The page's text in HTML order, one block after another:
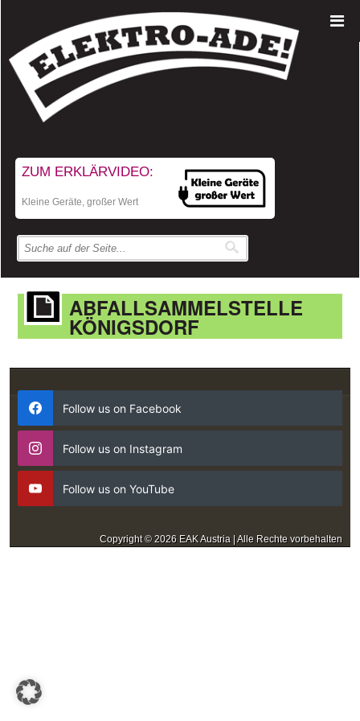
ZUM ERKLÄRVIDEO:
Kleine Geräte, großer Wert
ABFALLSAMMELSTELLE
KÖNIGSDORF
Follow us on Facebook
Follow us on Instagram
Follow us on YouTube
Copyright © 2026 EAK Austria | Alle Rechte vorbehalten